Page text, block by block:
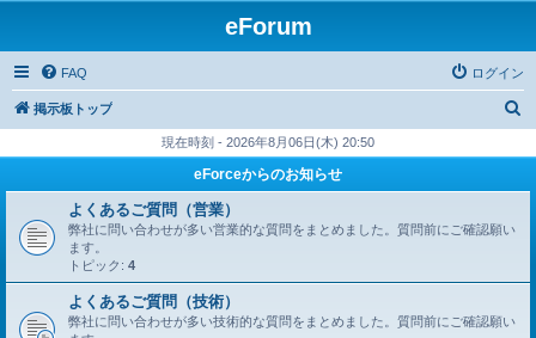
eForum
FAQ ログイン
掲示板トップ
現在時刻 - 2026年8月06日(木) 20:50
eForceからのお知らせ
よくあるご質問（営業）
弊社に問い合わせが多い営業的な質問をまとめました。質問前にご確認願い
ます。
トピック: 4
よくあるご質問（技術）
弊社に問い合わせが多い技術的な質問をまとめました。質問前にご確認願い